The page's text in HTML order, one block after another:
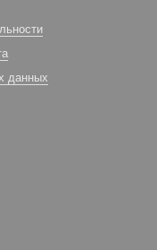
данных